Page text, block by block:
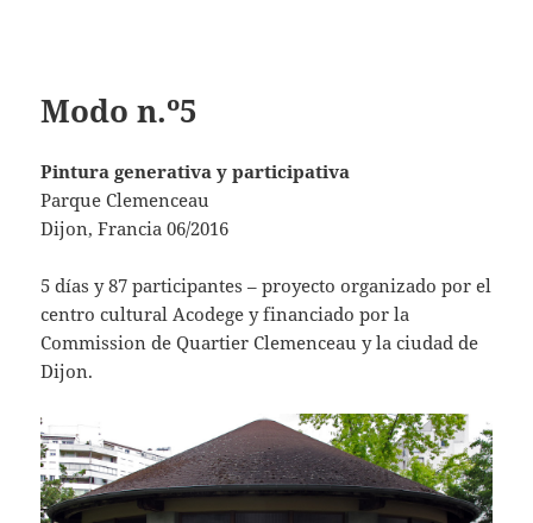
Modo n.º5
Pintura generativa y participativa
Parque Clemenceau
Dijon, Francia 06/2016
5 días y 87 participantes – proyecto organizado por el
centro cultural Acodege y financiado por la
Commission de Quartier Clemenceau y la ciudad de
Dijon.